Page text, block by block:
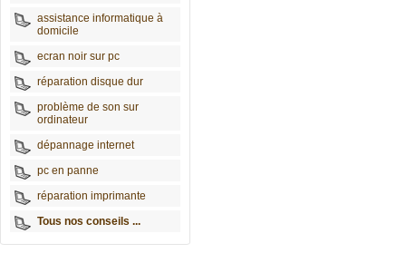
assistance informatique à
domicile
ecran noir sur pc
réparation disque dur
problème de son sur
ordinateur
dépannage internet
pc en panne
réparation imprimante
Tous nos conseils ...